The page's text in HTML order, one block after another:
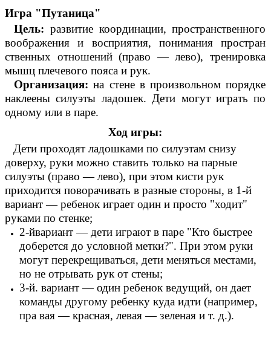
Игра "Путаница"
Цель: развитие координации, пространственного
воображения и восприятия, понимания простран
ственных отношений (право — лево), тренировка
мышц плечевого пояса и рук.
Организация:на стене в произвольном порядке
наклеены силуэты ладошек. Дети могут играть по
одному или в паре.
Ход игры:
Дети проходят ладошками по силуэтам снизу
доверху, руки можно ставить только на парные
силуэты (право — лево), при этом кисти рук
приходится поворачивать в разные стороны, в 1-й
вариант — ребенок играет один и просто "ходит"
руками по стенке;
2-йвариант — дети играют в паре "Кто быстрее
доберется до условной метки?". При этом руки
могут перекрещиваться, дети меняться местами,
но не отрывать рук от стены;
3-й. вариант — один ребенок ведущий, он дает
команды другому ребенку куда идти (например,
пра вая — красная, левая — зеленая и т. д.).